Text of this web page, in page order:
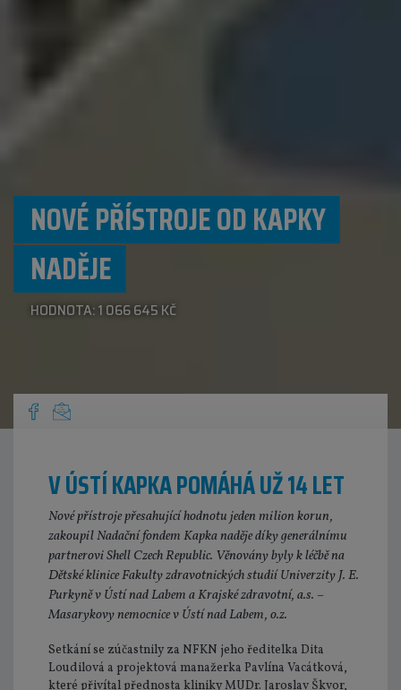
NOVÉ PŘÍSTROJE OD KAPKY
NADĚJE
HODNOTA: 1 066 645 KČ
V ÚSTÍ KAPKA POMÁHÁ UŽ 14 LET
Nové přístroje přesahující hodnotu jeden milion korun,
zakoupil Nadační fondem Kapka naděje díky generálnímu
partnerovi Shell Czech Republic. Věnovány byly k léčbě na
Dětské klinice Fakulty zdravotnických studií Univerzity J. E.
Purkyně v Ústí nad Labem a Krajské zdravotní, a.s. –
Masarykovy nemocnice v Ústí nad Labem, o.z.
Setkání se zúčastnily za NFKN jeho ředitelka Dita
Loudilová a projektová manažerka Pavlína Vacátková,
které přivítal přednosta kliniky MUDr. Jaroslav Škvor,